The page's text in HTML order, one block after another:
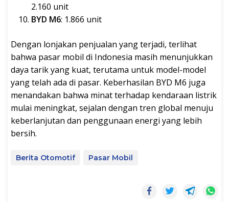
2.160 unit
BYD M6: 1.866 unit
Dengan lonjakan penjualan yang terjadi, terlihat
bahwa pasar mobil di Indonesia masih menunjukkan
daya tarik yang kuat, terutama untuk model-model
yang telah ada di pasar. Keberhasilan BYD M6 juga
menandakan bahwa minat terhadap kendaraan listrik
mulai meningkat, sejalan dengan tren global menuju
keberlanjutan dan penggunaan energi yang lebih
bersih.
Berita Otomotif Pasar Mobil